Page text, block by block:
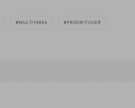
MULTITAREA PROSWITCHER